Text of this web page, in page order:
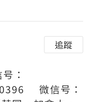
追蹤
：
微信号：